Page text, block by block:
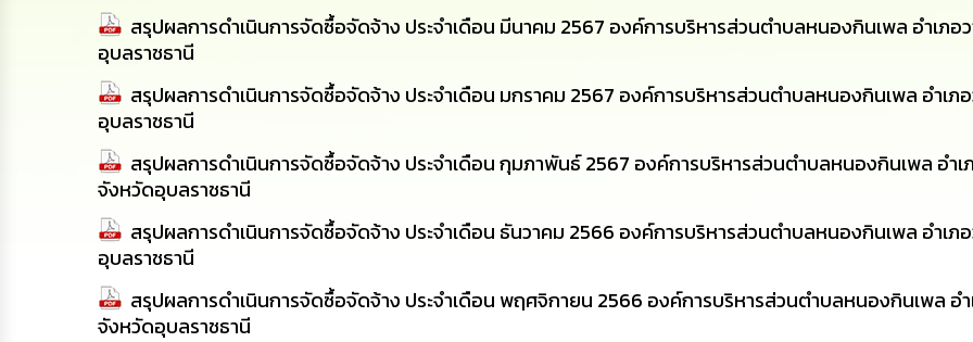
สรุปผลการดำเนินการจัดซื้อจัดจ้าง ประจำเดือน มีนาคม 2567 องค์การบริหารส่วนตำบลหนองกินเพล อำเภอ
อุบลราชธานี
สรุปผลการดำเนินการจัดซื้อจัดจ้าง ประจำเดือน มกราคม 2567 องค์การบริหารส่วนตำบลหนองกินเพล อำเภ
อุบลราชธานี
สรุปผลการดำเนินการจัดซื้อจัดจ้าง ประจำเดือน กุมภาพันธ์ 2567 องค์การบริหารส่วนตำบลหนองกินเพล อำเ
จังหวัดอุบลราชธานี
สรุปผลการดำเนินการจัดซื้อจัดจ้าง ประจำเดือน ธันวาคม 2566 องค์การบริหารส่วนตำบลหนองกินเพล อำเภ
อุบลราชธานี
สรุปผลการดำเนินการจัดซื้อจัดจ้าง ประจำเดือน พฤศจิกายน 2566 องค์การบริหารส่วนตำบลหนองกินเพล อำ
จังหวัดอุบลราชธานี